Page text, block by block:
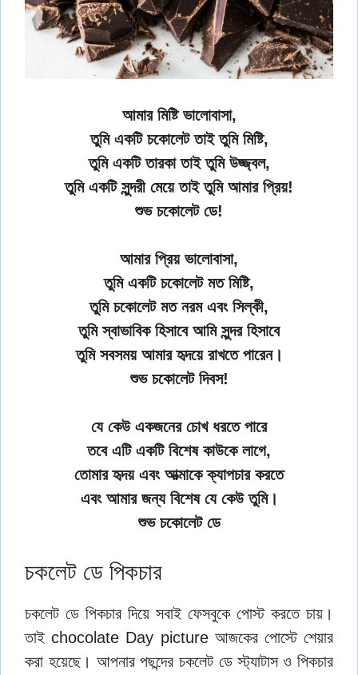
আমার মিষ্টি ভালোবাসা,
তুমি একটি চকোলেট তাই তুমি মিষ্টি,
তুমি একটি তারকা তাই তুমি উজ্জ্বল,
তুমি একটি সুন্দরী মেয়ে তাই তুমি আমার প্রিয়!
শুভ চকোলেট ডে!
আমার প্রিয় ভালোবাসা,
তুমি একটি চকোলেট মত মিষ্টি,
তুমি চকোলেট মত নরম এবং সিল্কী,
তুমি স্বাভাবিক হিসাবে আমি সুন্দর হিসাবে
তুমি সবসময় আমার হৃদয়ে রাখতে পারেন।
শুভ চকোলেট দিবস!
যে কেউ একজনের চোখ ধরতে পারে
তবে এটি একটি বিশেষ কাউকে লাগে,
তোমার হৃদয় এবং আত্মাকে ক্যাপচার করতে
এবং আমার জন্য বিশেষ যে কেউ তুমি।
শুভ চকোলেট ডে
চকলেট ডে পিকচার
চকলেট ডে পিকচার দিয়ে সবাই ফেসবুকে পোস্ট করতে চায়।
তাই chocolate Day picture আজকের পোস্টে শেয়ার
করা হয়েছে। আপনার পছন্দের চকলেট ডে স্ট্যাটাস ও পিকচার